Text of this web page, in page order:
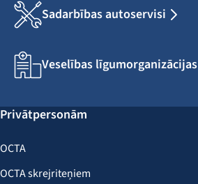
Sadarbības autoservisi
Veselības līgumorganizācijas
Privātpersonām
OCTA
OCTA skrejriteņiem